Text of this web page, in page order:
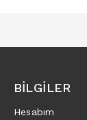
BILGILER
Hesabım